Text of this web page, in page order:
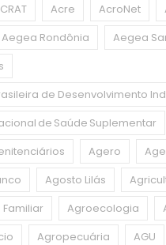
Acre AcroNet
Aegea Rondônia
Aegea
de Desenvolvimento
de Saúde Suplementar
Agero
Agosto Lilás
Agroecologia
Agropecuária AGU